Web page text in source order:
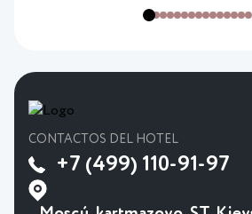
CONTACTOS DEL HOTEL
+7 (499) 110-91-97